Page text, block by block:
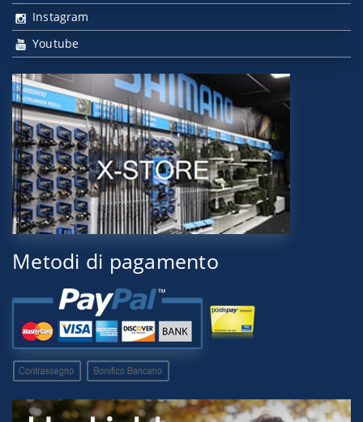
Instagram
Youtube
Metodi di pagamento